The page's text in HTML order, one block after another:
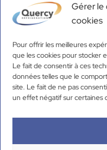
Gérer le
cookies
Pour offrir les meilleures
que les cookies pour stocker
Le fait de consentir à ces
données telles que le
site. Le fait de ne pas
un effet négatif sur certaines